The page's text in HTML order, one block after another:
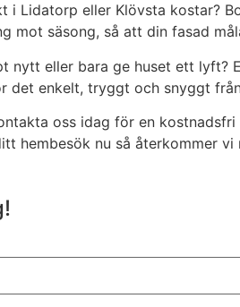
i Lidatorp eller Klövsta kostar?
mot säsong, så att din fasad
nytt eller bara ge huset ett
det enkelt, tryggt och snyggt
oss idag för en
hembesök nu så återkommer